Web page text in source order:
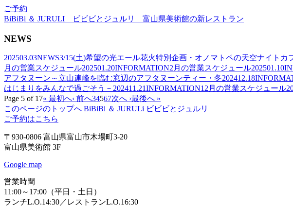
ご予約
BiBiBi ＆ JURULI ビビビとジュルリ 富山県美術館の新レストラン
NEWS
202503.03NEWS3/15(土)希望の光エール花火特別企画・オノマトペの天空ナイトカ
月の営業スケジュール202501.20INFORMATION2月の営業スケジュール202501.10
アフタヌーン～立山連峰を臨む窓辺のアフタヌーンティー・冬202412.18
はじまりをみんなで過ごそう－ 202411.21INFORMATION12月の営業スケジュール
Page 5 of 17« 最初へ‹ 前へ34567次へ ›最後へ »
このページのトップへ BiBiBi ＆ JURULi ビビビとジュルリ
ご予約はこちら
〒930-0806 富山県富山市木場町3-20
富山県美術館 3F
Google map
営業時間
11:00～17:00（平日・土日）
ランチL.O.14:30／レストランL.O.16:30